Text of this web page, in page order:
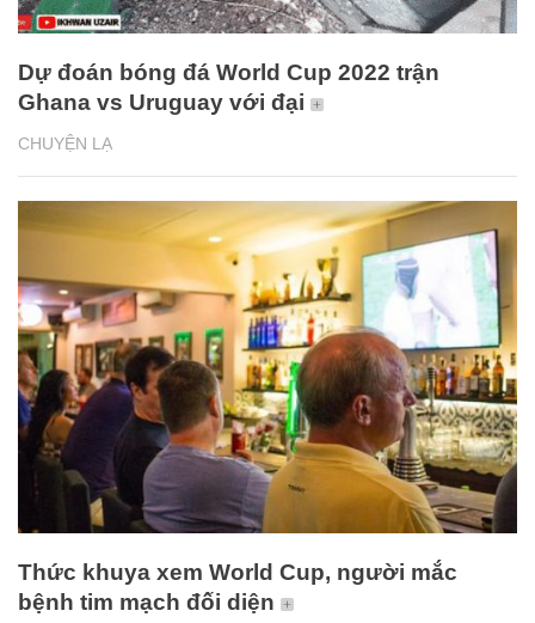
CHUYỆN LẠ
Dự đoán bóng đá World Cup 2022 trận
Ghana vs Uruguay với đại
Thức khuya xem World Cup, người mắc
bệnh tim mạch đối diện